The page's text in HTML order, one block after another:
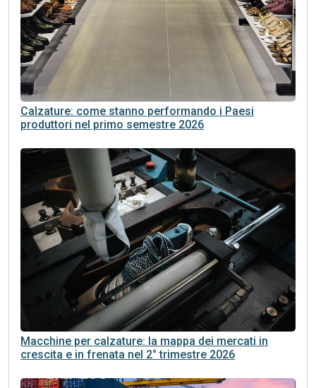
Calzature: come stanno performando i Paesi
produttori nel primo semestre 2026
Macchine per calzature: la mappa dei mercati in
crescita e in frenata nel 2° trimestre 2026